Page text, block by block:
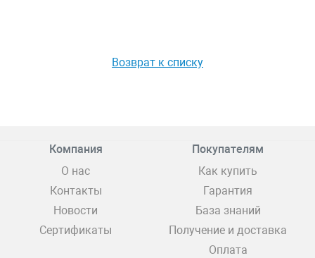
Возврат к списку
Компания
О нас
Контакты
Новости
Сертификаты
Покупателям
Как купить
Гарантия
База знаний
Получение и доставка
Оплата